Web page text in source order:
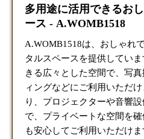
多用途に活用できるお
ース - A.WOMB1518
A.WOMB1518は、おしゃれ
タルスペースを提供してい
きる広々とした空間で、写
ィングなどにご利用いただ
り、プロジェクターや音響
で、プライベートな空間を
も安心してご利用いただけ